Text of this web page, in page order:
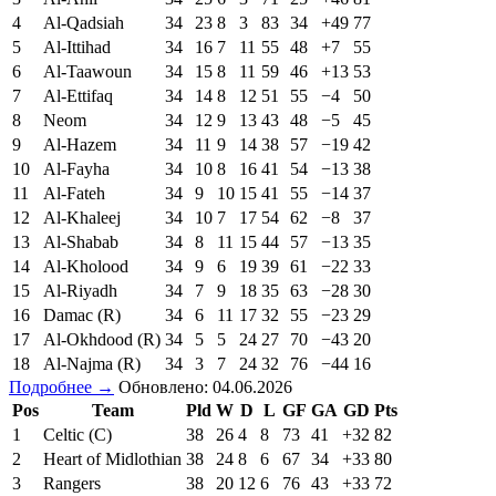
4
Al-Qadsiah 34 23 8 3 83 34 +49 77
5
Al-Ittihad 34 16 7 11 55 48 +7
55
6
Al-Taawoun 34 15 8 11 59 46 +13 53
7
Al-Ettifaq 34 14 8 12 51 55 −4
50
8
Neom 34 12 9 13 43 48 −5
45
9
Al-Hazem 34 11 9 14 38 57 −19 42
10
Al-Fayha 34 10 8 16 41 54 −13 38
11
Al-Fateh 34 9 10 15 41 55 −14 37
12
Al-Khaleej 34 10 7 17 54 62 −8
37
13
Al-Shabab 34 8 11 15 44 57 −13 35
14
Al-Kholood 34 9 6 19 39 61 −22 33
15
Al-Riyadh 34 7 9 18 35 63 −28 30
16
Damac (R) 34 6 11 17 32 55 −23 29
17
Al-Okhdood (R) 34 5 5 24 27 70 −43 20
18
Al-Najma (R) 34 3 7 24 32 76 −44 16
Подробнее → Обновлено: 04.06.2026
Pos
Team Pld W D L GF GA GD Pts
1
Celtic (C) 38 26 4 8 73 41 +32 82
2
Heart of Midlothian 38 24 8 6 67 34 +33 80
3
Rangers 38 20 12 6 76 43 +33 72